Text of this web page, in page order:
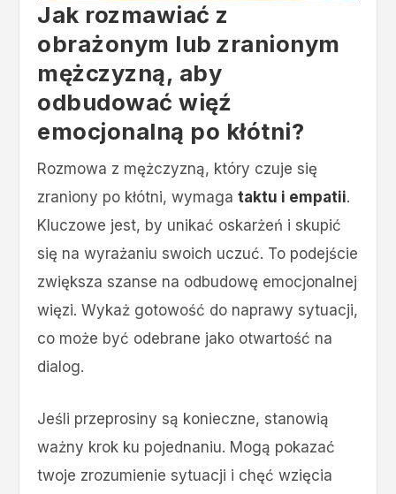
Jak rozmawiać z
obrażonym lub zranionym
mężczyzną, aby
odbudować więź
emocjonalną po kłótni?
Rozmowa z mężczyzną, który czuje się
zraniony po kłótni, wymagataktu i empatii.
Kluczowe jest, by unikać oskarżeń i skupić
się na wyrażaniu swoich uczuć. To podejście
zwiększa szanse na odbudowę emocjonalnej
więzi. Wykaż gotowość do naprawy sytuacji,
co może być odebrane jako otwartość na
dialog.
Jeśli przeprosiny są konieczne, stanowią
ważny krok ku pojednaniu. Mogą pokazać
twoje zrozumienie sytuacji i chęć wzięcia